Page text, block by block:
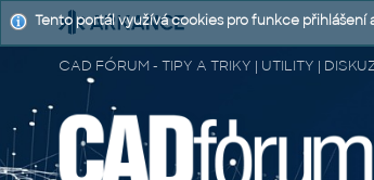
CAD FÓRUM - TIPY A TRIKY | UTILITY |
Tento portál využívá cookies pro funkce